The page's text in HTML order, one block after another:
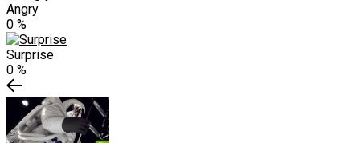
Angry
0 %
Surprise
0 %